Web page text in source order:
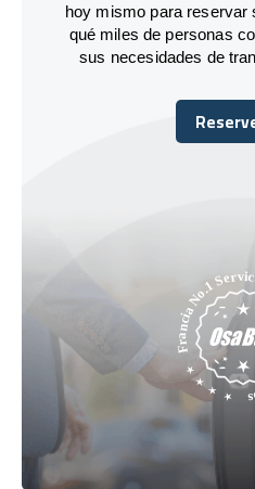
hoy mismo para reservar
qué miles de personas
sus necesidades de